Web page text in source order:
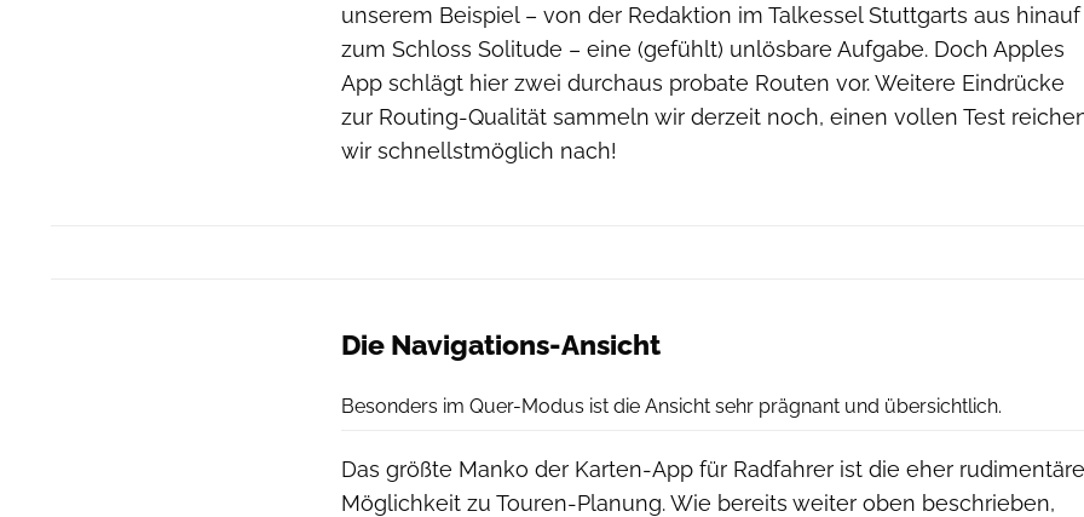
unserem Beispiel – von der Redaktion im Talkessel Stuttgarts aus hinauf
zum Schloss Solitude – eine (gefühlt) unlösbare Aufgabe. Doch Apples
App schlägt hier zwei durchaus probate Routen vor. Weitere Eindrücke
zur Routing-Qualität sammeln wir derzeit noch, einen vollen Test
wir schnellstmöglich nach!
Die Navigations-Ansicht
Besonders im Quer-Modus ist die Ansicht sehr prägnant und übersichtlich.
Das größte Manko der Karten-App für Radfahrer ist die eher rudimentäre
Möglichkeit zu Touren-Planung. Wie bereits weiter oben beschrieben,